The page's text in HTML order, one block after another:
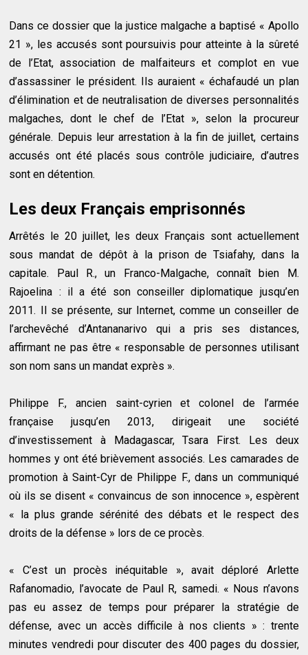
Dans ce dossier que la justice malgache a baptisé « Apollo
21 », les accusés sont poursuivis pour atteinte à la sûreté
de l’Etat, association de malfaiteurs et complot en vue
d’assassiner le président. Ils auraient « échafaudé un plan
d’élimination et de neutralisation de diverses personnalités
malgaches, dont le chef de l’Etat », selon la procureur
générale. Depuis leur arrestation à la fin de juillet, certains
accusés ont été placés sous contrôle judiciaire, d’autres
sont en détention.
Les deux Français emprisonnés
Arrêtés le 20 juillet, les deux Français sont actuellement
sous mandat de dépôt à la prison de Tsiafahy, dans la
capitale. Paul R., un Franco-Malgache, connaît bien M.
Rajoelina : il a été son conseiller diplomatique jusqu’en
2011. Il se présente, sur Internet, comme un conseiller de
l’archevêché d’Antananarivo qui a pris ses distances,
affirmant ne pas être « responsable de personnes utilisant
son nom sans un mandat exprès ».
Philippe F., ancien saint-cyrien et colonel de l’armée
française jusqu’en 2013, dirigeait une société
d’investissement à Madagascar, Tsara First. Les deux
hommes y ont été brièvement associés. Les camarades de
promotion à Saint-Cyr de Philippe F., dans un communiqué
où ils se disent « convaincus de son innocence », espèrent
« la plus grande sérénité des débats et le respect des
droits de la défense » lors de ce procès.
« C’est un procès inéquitable », avait déploré Arlette
Rafanomadio, l’avocate de Paul R, samedi. « Nous n’avons
pas eu assez de temps pour préparer la stratégie de
défense, avec un accès difficile à nos clients » : trente
minutes vendredi pour discuter des 400 pages du dossier,